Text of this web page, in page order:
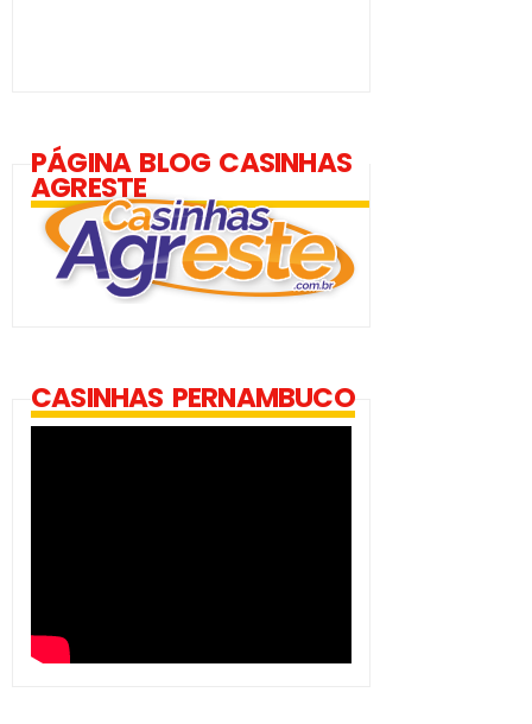
PÁGINA BLOG CASINHAS
AGRESTE
CASINHAS PERNAMBUCO